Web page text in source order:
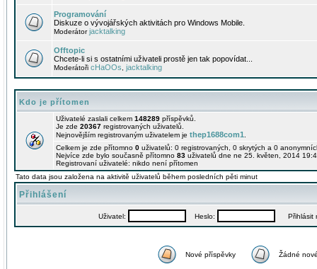
Programování
Diskuze o vývojářských aktivitách pro Windows Mobile.
Moderátorjacktalking
Offtopic
Chcete-li si s ostatními uživateli prostě jen tak popovídat...
Moderátoři cHaOOs jacktalking
Kdo je přítomen
Uživatelé zaslali celkem 148289 příspěvků.
Je zde 20367 registrovaných uživatelů.
Nejnovějším registrovaným uživatelem je thep1688com1
Celkem je zde přítomno 0 uživatelů: 0 registrovaných, 0 skrytých a 0
Nejvíce zde bylo současně přítomno 83 uživatelů dne ne 25. květen, 2014
Registrovaní uživatelé: nikdo není přítomen
Tato data jsou založena na aktivitě uživatelů během posledních pěti minut
Přihlášení
Uživatel: Heslo: Přihlásit
Nové příspěvky Žádné